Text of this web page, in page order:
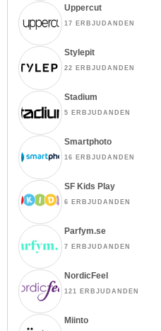
Uppercut
17 ERBJUDANDEN
Stylepit
22 ERBJUDANDEN
Stadium
5 ERBJUDANDEN
Smartphoto
16 ERBJUDANDEN
SF Kids Play
6 ERBJUDANDEN
Parfym.se
7 ERBJUDANDEN
NordicFeel
121 ERBJUDANDEN
Miinto